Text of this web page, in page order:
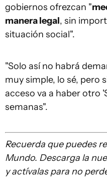
gobiernos ofrezcan "
manera legal, sin
situación social".
"Solo así no habrá
muy simple, lo sé, pero
acceso va a haber otro
semanas".
Recuerda quepuedes
Mundo. Descarga la
y actívalas para no